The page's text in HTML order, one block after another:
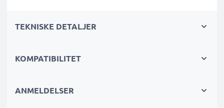
opladningshastighed
fleksibelt, knæk- og brudsikkert opladerkabel og stik
TEKNISKE DETALJER
KOMPATIBILITET
ANMELDELSER